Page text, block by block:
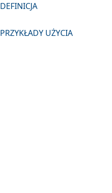
DEFINICJA
PRZYKŁADY UŻYCIA